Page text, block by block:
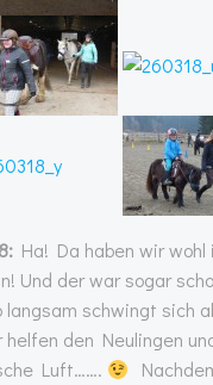
Ha! Da haben wir
Und der war sogar
schwingt sich
den Neulingen
Luft…….